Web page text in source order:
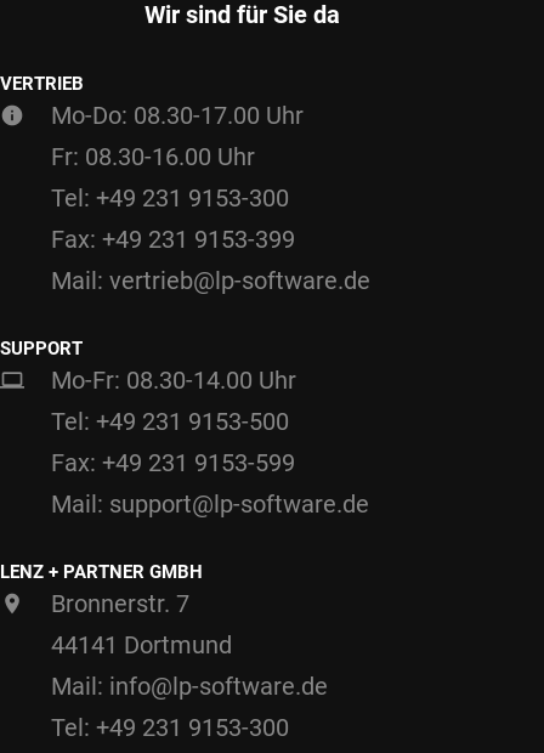
Wir sind für Sie da
VERTRIEB
Mo-Do: 08.30-17.00 Uhr
Fr: 08.30-16.00 Uhr
Tel: +49 231 9153-300
Fax: +49 231 9153-399
Mail: vertrieb@lp-software.de
SUPPORT
Mo-Fr: 08.30-14.00 Uhr
Tel: +49 231 9153-500
Fax: +49 231 9153-599
Mail: support@lp-software.de
LENZ + PARTNER GMBH
Bronnerstr. 7
44141 Dortmund
Mail: info@lp-software.de
Tel: +49 231 9153-300